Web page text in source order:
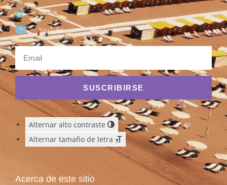
TikTok
YouTube
SUSCRIBIRSE
Alternar alto contraste
Alternar tamaño de letra
Acerca de este sitio